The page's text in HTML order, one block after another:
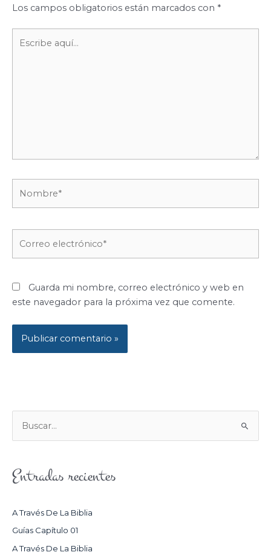
Los campos obligatorios están marcados con *
aquí...
Guarda mi nombre, correo electrónico y web en
este navegador para la próxima vez que comente.
U
C
Entradas recientes
A Través De La Biblia
Guías Capítulo 01
A Través De La Biblia